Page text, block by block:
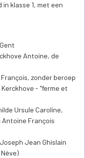
klasse 1, met een
Antoine, de
zonder beroep
- "ferme et
Ursule Caroline,
François
Jean Ghislain